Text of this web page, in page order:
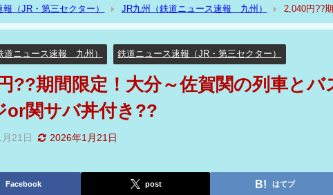
（JR・第三セクター） JR九州（鉄道ニュース速報 九州）
2,040円??
バ丼付き??
道ニュース速報 九州） 鉄道ニュース速報（JR・第三セクター）
??期間限定！大分～佐賀関の列車と
or関サバ丼付き??
21日 2026年1月21日
Facebook post はてブ